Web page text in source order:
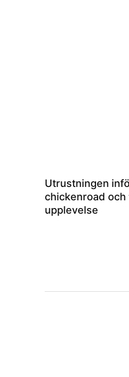
Utrustningen
chickenroad
upplevelse